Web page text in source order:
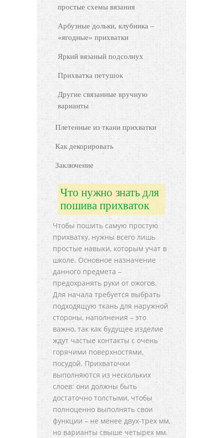
простые схемы вязания
Арбузные дольки, клубника –
«ягодные» прихватки
Яркий вязаный подсолнух
Прихватка петушок
Другие связанные вручную
варианты
Плетенные из ткани прихватки
Как декорировать
Заключение
Что нужно знать для
пошива прихваток
Чтобы пошить самую простую
прихватку, нужны всего лишь
простые навыки, которым учат в
школе. Основное назначение
данного предмета –
предохранять руки от ожогов.
Для начала требуется выбрать
подходящую ткань для наружной
стороны, наполнения – это
важно, так как будущее изделие
ждут частые контакты с очень
горячими поверхностями,
посудой. Прихваточки
выполняются из нескольких
слоев: они должны быть
достаточно толстыми, чтобы
полноценно выполнять свои
функции – не менее двух-трех мм,
но варианты свыше четырех мм.